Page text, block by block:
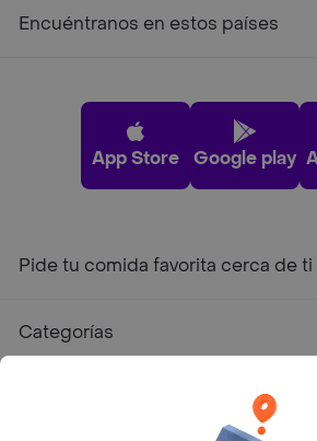
Encuéntranos en estos países
App Store Google play
Pide tu comida favorita cerca de ti
Categorías